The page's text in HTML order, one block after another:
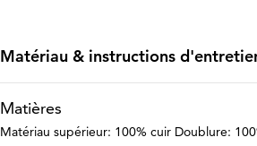
Matériau & instructions
Matières
Matériau supérieur: 100% cuir Doublure: